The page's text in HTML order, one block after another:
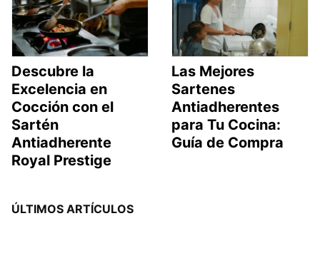
Descubre la
Excelencia en
Cocción con el
Sartén
Antiadherente
Royal Prestige
Las Mejores
Sartenes
Antiadherentes
para Tu Cocina:
Guía de Compra
ÚLTIMOS ARTÍCULOS